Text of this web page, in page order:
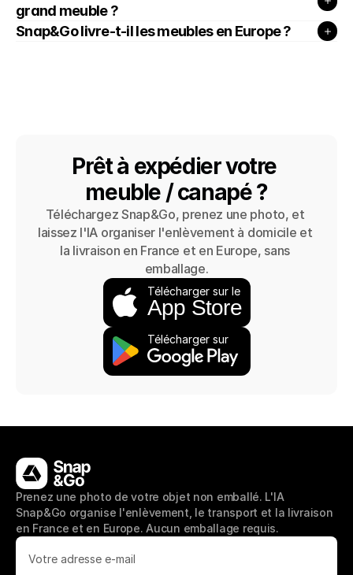
grand meuble ?
Snap&Go livre-t-il les meubles en Europe ?
Prêt à expédier votre
meuble / canapé ?
Téléchargez Snap&Go, prenez une photo, et
laissez l'IA organiser l'enlèvement à domicile et
la livraison en France et en Europe, sans
emballage.
Télécharger sur le
App Store
Télécharger sur
Prenez une photo de votre objet non emballé. L'IA
Snap&Go organise l'enlèvement, le transport et la livraison
en France et en Europe. Aucun emballage requis.